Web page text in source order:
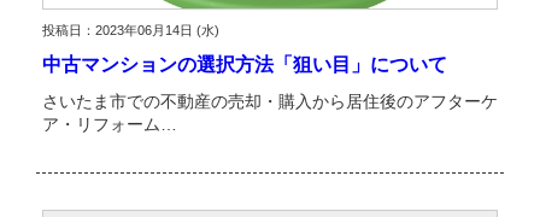
投稿日：2023年06月14日 (水)
中古マンションの選択方法「狙い目」について
さいたま市での不動産の売却・購入から居住後のアフターケ
ア・リフォーム…